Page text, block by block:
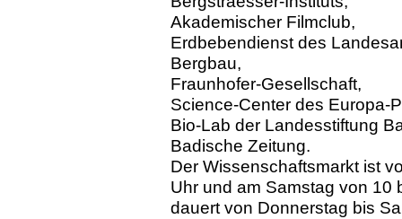
Akademischer Filmclub,
Erdbebendienst des
Bergbau,
Fraunhofer-Gesellschaft,
Science-Center des Europa-
Bio-Lab der Landesstiftung
Badische Zeitung.
Der Wissenschaftsmarkt ist
Uhr und am Samstag von 10
dauert von Donnerstag bis